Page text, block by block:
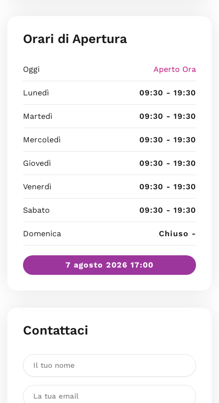
Orari di Apertura
Oggi Aperto Ora
Lunedì 09:30 - 19:30
Martedì 09:30 - 19:30
Mercoledì 09:30 - 19:30
Giovedì 09:30 - 19:30
Venerdì 09:30 - 19:30
Sabato 09:30 - 19:30
Domenica Chiuso -
7 agosto 2026 17:00
Contattaci